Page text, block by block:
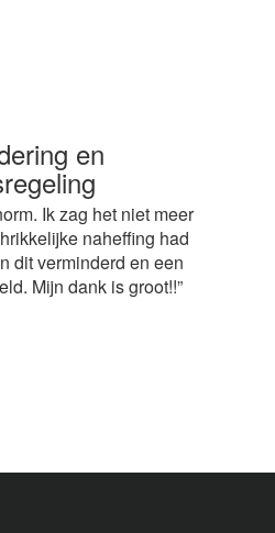
snelle afwikkeling van
mijn buurvrouw heb ik
diensten. De adviseur
terugkomen! Grt.